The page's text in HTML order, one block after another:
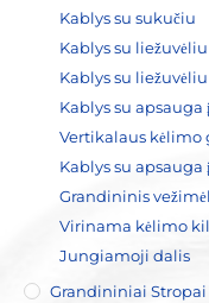
Kablys su sukučiu
Kablys su liežuvėliu
Kablys su liežuvėliu
Kablys su apsauga
Vertikalaus kėlimo
Kablys su apsauga
Grandininis
Virinama kėlimo
Jungiamoji dalis
Grandininiai Stropai